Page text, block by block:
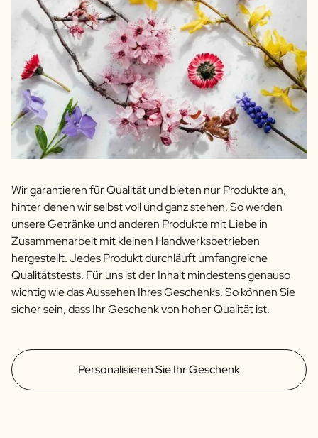
Personalisieren Sie Ihr Geschenk
Wir garantieren für Qualität und bieten nur Produkte an,
hinter denen wir selbst voll und ganz stehen. So werden
unsere Getränke und anderen Produkte mit Liebe in
Zusammenarbeit mit kleinen Handwerksbetrieben
hergestellt. Jedes Produkt durchläuft umfangreiche
Qualitätstests. Für uns ist der Inhalt mindestens genauso
wichtig wie das Aussehen Ihres Geschenks. So können Sie
sicher sein, dass Ihr Geschenk von hoher Qualität ist.